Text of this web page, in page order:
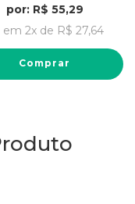
por: R$ 55,29
em 2x de R$ 27,64
Comprar